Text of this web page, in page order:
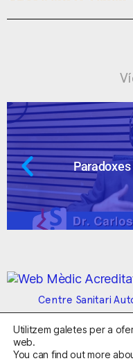
Centre Sanitari
Avís LegalPolítica
Condicions
Utilitzem galetes per a
web.
You can find out more